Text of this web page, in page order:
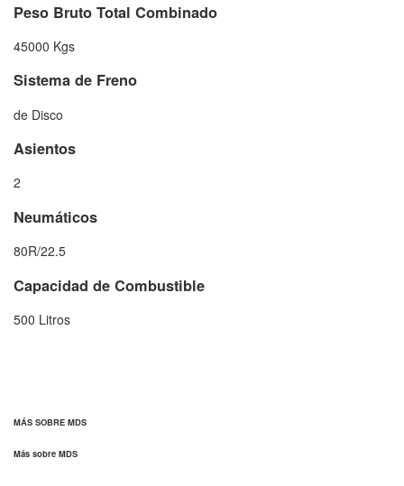
Peso Bruto Total Combinado
45000 Kgs
Sistema de Freno
de Disco
Asientos
2
Neumáticos
80R/22.5
Capacidad de Combustible
500 Litros
MÁS SOBRE MDS
Más sobre MDS